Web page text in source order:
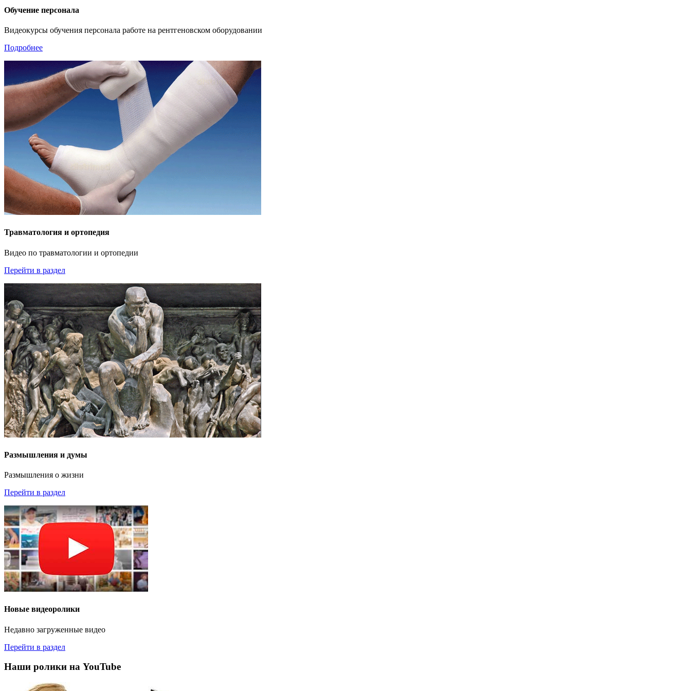
Обучение персонала
Видеокурсы обучения персонала работе на рентгеновском оборудовании
Подробнее
Травматология и ортопедия
Видео по травматологии и ортопедии
Перейти в раздел
Размышления и думы
Размышления о жизни
Перейти в раздел
Новые видеоролики
Недавно загруженные видео
Перейти в раздел
Наши ролики на YouTube